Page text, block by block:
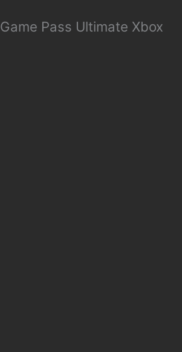
Game Pass Ultimate Xbox